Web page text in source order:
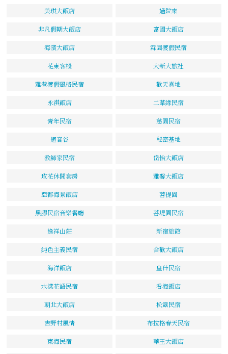
美琪大飯店 過院來
非凡假期大飯店 富國大飯店
海濱大飯店 霖園渡假民宿
花東客棧 大新大旅社
雅巷渡假風格民宿 歡天喜地
永祺飯店 二草緣民宿
青年民宿 慈園民宿
迴音谷 秘密基地
教師家民宿 岱怡大飯店
玫花休閒套房 雅馨大飯店
亞都海景飯店 菩提園
黑膠民宿音樂餐廳 菩堤園民宿
逸祥山莊 新宿旅館
純色主義民宿 合歡大飯店
海洋飯店 皇佳民宿
水漾花語民宿 看海飯店
朝北大飯店 松露民宿
吉野村風情 布拉格春天民宿
東海民宿 華王大飯店